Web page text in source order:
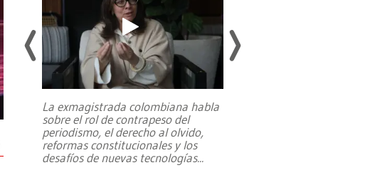
La exmagistrada colombiana habla
sobre el rol de contrapeso del
periodismo, el derecho al olvido,
reformas constitucionales y los
desafíos de nuevas tecnologías...